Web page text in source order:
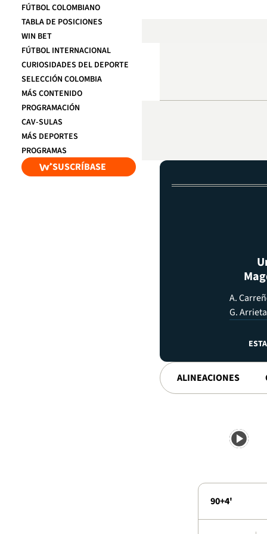
FÚTBOL COLOMBIANO
TABLA DE POSICIONES
WIN BET
FÚTBOL INTERNACIONAL
CURIOSIDADES DEL DEPORTE
SELECCIÓN COLOMBIA
MÁS CONTENIDO
PROGRAMACIÓN
CAV-SULAS
MÁS DEPORTES
PROGRAMAS
SUSCRÍBASE
A.
G. Arrieta
ALINEACIONES
90+4'